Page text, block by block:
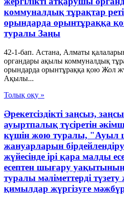
коммуналдық тұрақтар
орындарда орынтұраққа
туралы Заңы
42-1-бап. Астана, Алматы
органдары ақылы коммуналдық
орындарда орынтұраққа қою Жол
Ақылы...
Толық оқу »
Әрекетсіздікті заңсыз,
ауыртпалық түсіретін
күшін жою туралы,
жануарларын
жүйесінде ірі қара малды
есептен шығару уақытының
туралы мәліметтерді түзету
қимылдар жүргізуге